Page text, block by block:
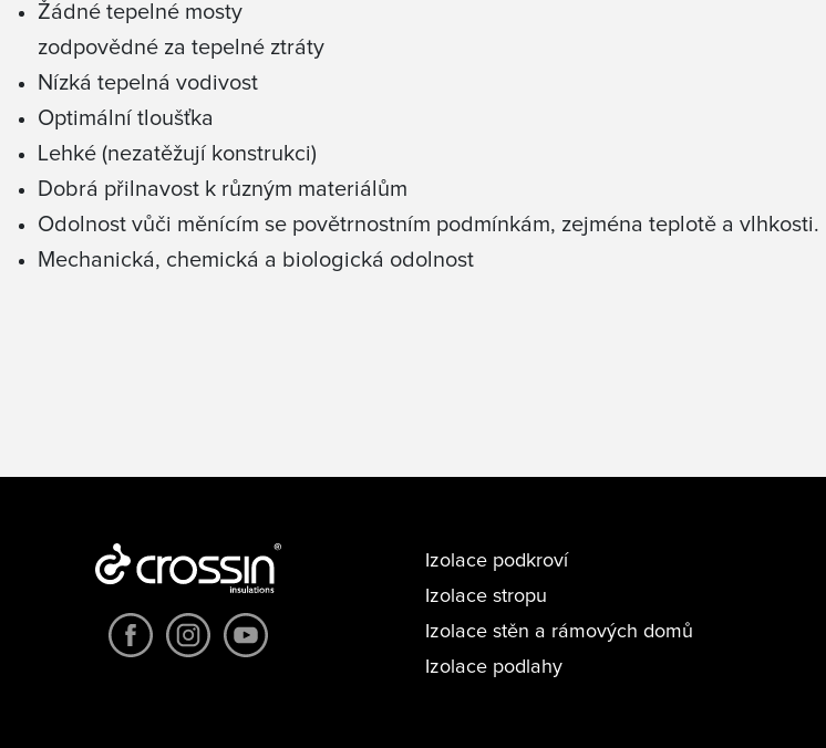
Žádné tepelné mosty
zodpovědné za tepelné ztráty
Nízká tepelná vodivost
Optimální tloušťka
Lehké (nezatěžují konstrukci)
Dobrá přilnavost k různým materiálům
Odolnost vůči měnícím se povětrnostním podmínkám, zejména teplotě a vlhkosti.
Mechanická, chemická a biologická odolnost
Izolace podkroví
Izolace stropu
Izolace stěn a rámových domů
Izolace podlahy